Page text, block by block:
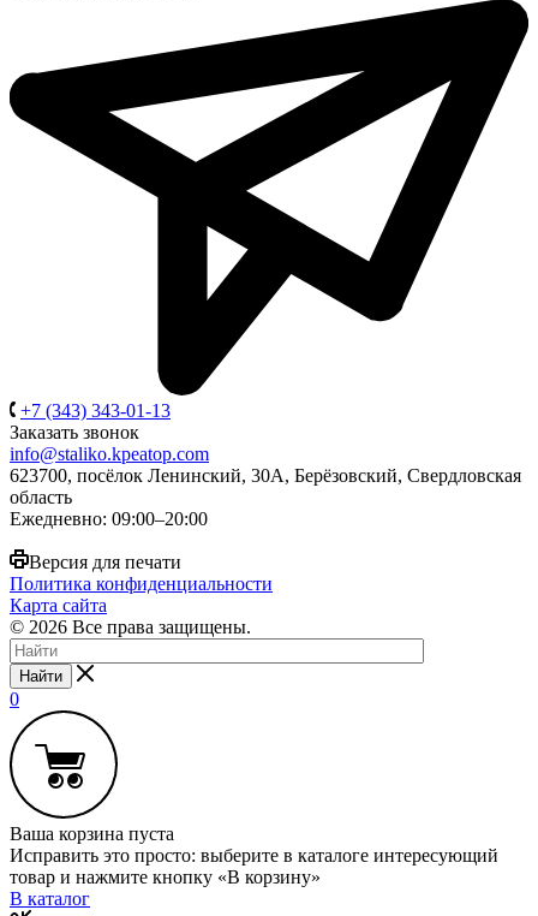
+7 (343) 343-01-13
Заказать звонок
info@staliko.kpeatop.com
623700, посёлок Ленинский, 30А, Берёзовский, Свердловская
область
Ежедневно: 09:00–20:00
Версия для печати
Политика конфиденциальности
Карта сайта
© 2026 Все права защищены.
Найти
0
Ваша корзина пуста
Исправить это просто: выберите в каталоге интересующий
товар и нажмите кнопку «В корзину»
В каталог